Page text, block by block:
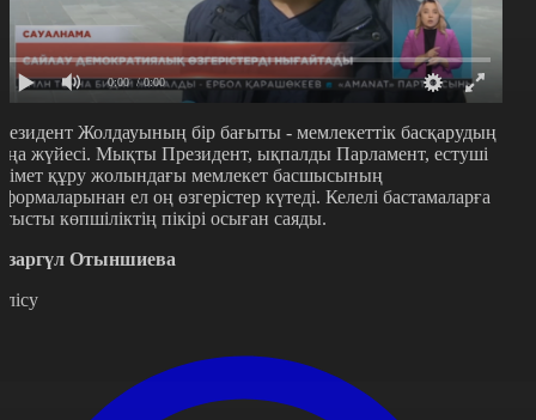
0:00 / 0:00
Жолдауының бір бағыты - мемлекеттік басқарудың
жүйесі. Мықты Президент, ықпалды Парламент, естуші
құру жолындағы мемлекет басшысының
ел оң өзгерістер күтеді. Келелі бастамаларға
көпшіліктің пікірі осыған саяды.
Отыншиева